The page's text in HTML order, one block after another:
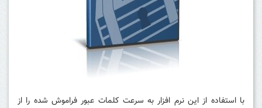
با استفاده از این نرم افزار به سرعت کلمات عبور فراموش شده را از